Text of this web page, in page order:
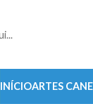
INÍCIOARTES